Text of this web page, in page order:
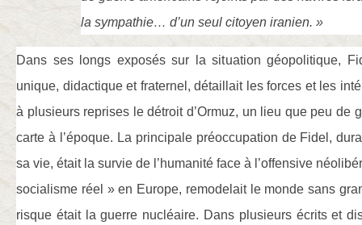
la sympathie… d’un seul citoyen iranien. »
Dans ses longs exposés sur la situation géopolitique,
unique, didactique et fraternel, détaillait les forces et les
à plusieurs reprises le détroit d’Ormuz, un lieu que peu de
carte à l’époque. La principale préoccupation de Fidel,
sa vie, était la survie de l’humanité face à l’offensive
socialisme réel » en Europe, remodelait le monde sans
risque était la guerre nucléaire. Dans plusieurs écrits et